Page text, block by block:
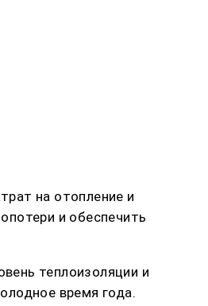
на отопление и
и обеспечить
теплоизоляции и
время года.